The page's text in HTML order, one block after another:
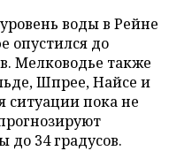
воды в Рейне
опустился до
Мелководье также
Шпрее, Найсе и
ситуации пока не
до 34 градусов.